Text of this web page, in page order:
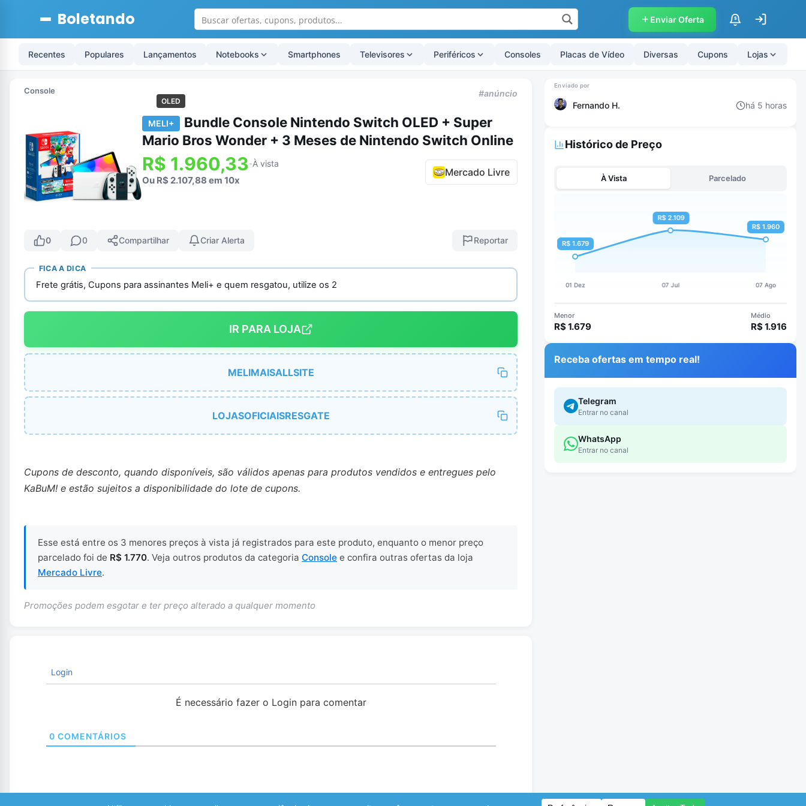
Boletando Enviar Oferta $
Recentes Populares Lançamentos Notebooks Smartphones Televisores Periféricos Consoles Placas de Vídeo Diversas Cupons Lojas
Console
OLED
#anúncio
MELI+
Bundle Console Nintendo Switch OLED + Super
Mario Bros Wonder + 3 Meses de Nintendo Switch Online
R$ 1.960,33-À vista
Ou R$ 2.107,88 em 10x
Mercado Livre
0 0 Compartilhar Criar Alerta Reportar
FICA A DICA
Frete grátis, Cupons para assinantes Meli+ e quem resgatou, utilize os 2
IR PARA LOJA
MELIMAISALLSITE
LOJASOFICIAISRESGATE
Cupons de desconto, quando disponíveis, são válidos apenas para produtos vendidos e entregues pelo
KaBuM! e estão sujeitos a disponibilidade do lote de cupons.
Esse está entre os 3 menores preços à vista já registrados para este produto, enquanto o menor preço
parcelado foi de R$ 1.770. Veja outros produtos da categoria Console e confira outras ofertas da loja
Mercado Livre.
Promoções podem esgotar e ter preço alterado a qualquer momento
Login
É necessário fazer o Login para comentar
0 COMENTÁRIOS
Fernando H. há 5 horas
Histórico de Preço
À Vista Parcelado
Menor
R$ 1.679
Médio
R$ 1.916
Receba ofertas em tempo real!
Telegram
Entrar no canal
WhatsApp
Entrar no canal